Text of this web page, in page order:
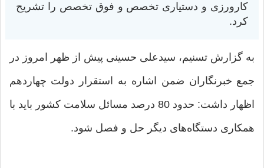
کارورزی و دستیاری تخصص و فوق تخصص را تشریح
کرد.
به گزارش تسنیم، سیدعلی حسینی پیش از ظهر امروز در
جمع خبرنگاران ضمن اشاره به استقرار دولت چهاردهم
اظهار داشت: حدود 80 درصد مسائل سلامت کشور باید با
همکاری دستگاه‌های دیگر حل و فصل شود.